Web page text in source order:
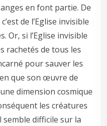
en font partie. De
de l’Eglise invisible
Or, si l’Eglise invisible
rachetés de tous les
pour sauver les
que son œuvre de
dimension cosmique
les créatures
semble difficile sur la